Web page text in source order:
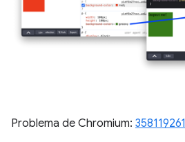
Problema de Chromium: 358119261